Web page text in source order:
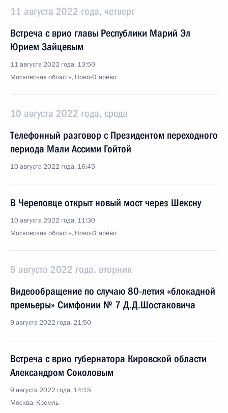
11 августа 2022 года, четверг
Встреча с врио главы Республики Марий Эл
Юрием Зайцевым
11 августа 2022 года, 13:50
Московская область, Ново-Огарёво
10 августа 2022 года, среда
Телефонный разговор с Президентом переходного
периода Мали Ассими Гойтой
10 августа 2022 года, 16:45
В Череповце открыт новый мост через Шексну
10 августа 2022 года, 11:30
Московская область, Ново-Огарёво
9 августа 2022 года, вторник
Видеообращение по случаю 80-летия «блокадной
премьеры» Симфонии № 7 Д.Д.Шостаковича
9 августа 2022 года, 21:50
Встреча с врио губернатора Кировской области
Александром Соколовым
9 августа 2022 года, 14:15
Москва, Кремль